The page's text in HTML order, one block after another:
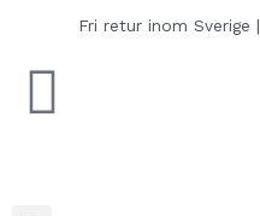
Fri retur inom Sverige |